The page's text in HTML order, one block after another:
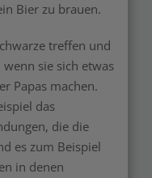
Bier zu brauen.
treffen und
wenn sie sich etwas
Papas machen.
das
die die
es zum Beispiel
in denen